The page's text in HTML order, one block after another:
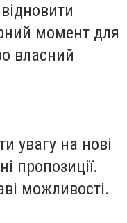
момент для
власний
увагу на нові
пропозиції.
можливості.